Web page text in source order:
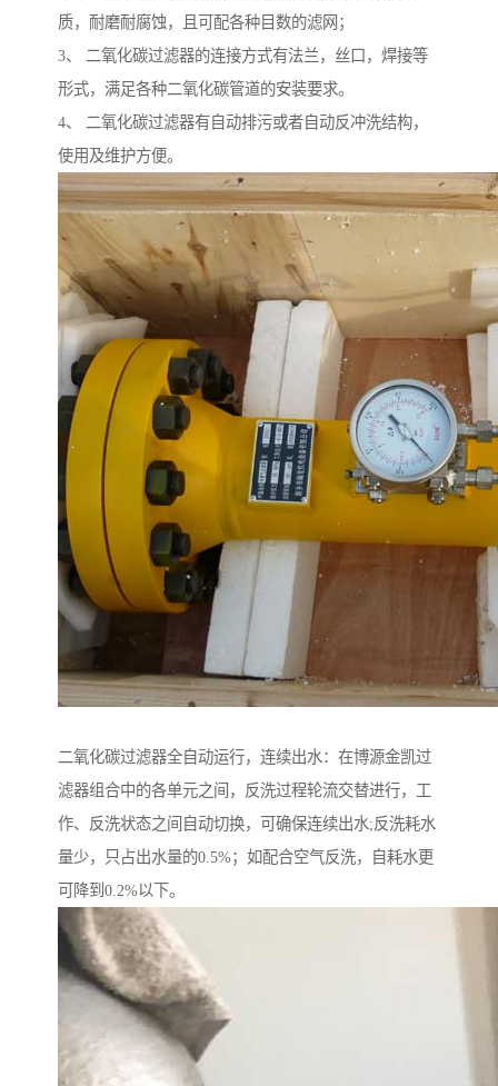
质，耐磨耐腐蚀，且可配各种目数的滤网；
3、 二氧化碳过滤器的连接方式有法兰，丝口，焊接等
形式，满足各种二氧化碳管道的安装要求。
4、 二氧化碳过滤器有自动排污或者自动反冲洗结构，
使用及维护方便。
二氧化碳过滤器全自动运行，连续出水：在博源金凯过
滤器组合中的各单元之间，反洗过程轮流交替进行，工
作、反洗状态之间自动切换，可确保连续出水;反洗耗水
量少，只占出水量的0.5%；如配合空气反洗，自耗水更
可降到0.2%以下。